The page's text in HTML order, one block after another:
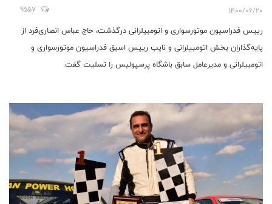
1400/06/20
9557
رییس فدراسیون موتورسواری و اتومبیلرانی درگذشت، حاج عباس انصاری‌فرد از
پایه‌گذاران بخش اتومبیلرانی و نایب رییس اسبق فدراسیون موتورسواری و
اتومبیلرانی و مدیرعامل سابق باشگاه پرسپولیس را تسلیت گفت.